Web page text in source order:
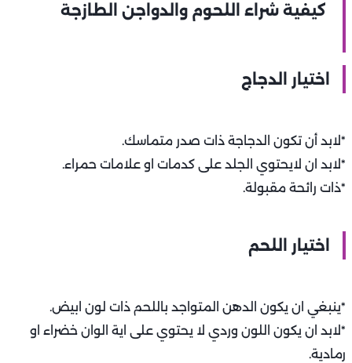
كيفية شراء اللحوم والدواجن الطازجة
اختيار الدجاج
*لابد أن تكون الدجاجة ذات صدر متماسك.
*لابد ان لايحتوي الجلد على كدمات او علامات حمراء.
*ذات رائحة مقبولة.
اختيار اللحم
*ينبغي ان يكون الدهن المتواجد باللحم ذات لون ابيض.
*لابد ان يكون اللون وردي لا يحتوي على اية الوان خضراء او
رمادية.